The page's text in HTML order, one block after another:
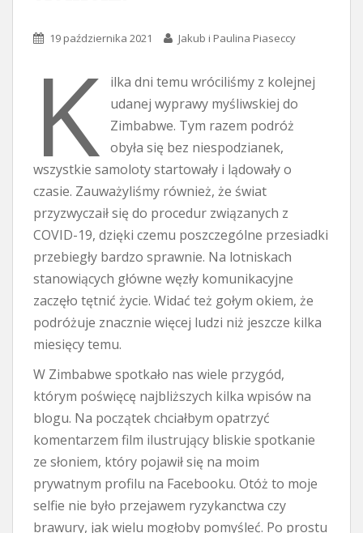
19 października 2021 Jakub i Paulina Piaseccy
K
ilka dni temu wróciliśmy z kolejnej
udanej wyprawy myśliwskiej do
Zimbabwe. Tym razem podróż
obyła się bez niespodzianek,
wszystkie samoloty startowały i lądowały o
czasie. Zauważyliśmy również, że świat
przyzwyczaił się do procedur związanych z
COVID-19, dzięki czemu poszczególne przesiadki
przebiegły bardzo sprawnie. Na lotniskach
stanowiących główne węzły komunikacyjne
zaczęło tętnić życie. Widać też gołym okiem, że
podróżuje znacznie więcej ludzi niż jeszcze kilka
miesięcy temu.
W Zimbabwe spotkało nas wiele przygód,
którym poświęcę najbliższych kilka wpisów na
blogu. Na początek chciałbym opatrzyć
komentarzem film ilustrujący bliskie spotkanie
ze słoniem, który pojawił się na moim
prywatnym profilu na Facebooku. Otóż to moje
selfie nie było przejawem ryzykanctwa czy
brawury, jak wielu mogłoby pomyśleć. Po prostu